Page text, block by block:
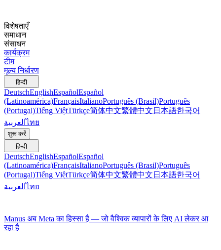
विशेषताएँ
समाधान
संसाधन
कार्यक्रम
टीम
मूल्य निर्धारण
हिन्दी
DeutschEnglishEspañolEspañol
(Latinoamérica)FrançaisItalianoPortuguês (Brasil)Português
(Portugal)Tiếng ViệtTürkçe简体中文繁體中文 日本語한국어
العربيةไทย
शुरू करें
हिन्दी
DeutschEnglishEspañolEspañol
(Latinoamérica)FrançaisItalianoPortuguês (Brasil)Português
(Portugal)Tiếng ViệtTürkçe简体中文繁體中文 日本語한국어
العربيةไทย
Manus अब Meta का हिस्सा है — जो वैश्विक व्यापारों के लिए AI लेकर आ
रहा है